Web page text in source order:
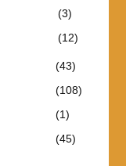
(3)
(12)
(43)
(108)
(1)
(45)